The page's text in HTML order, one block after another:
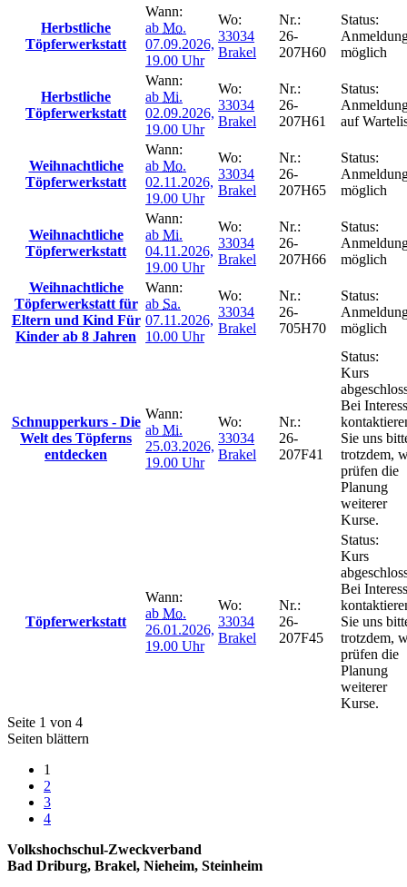
Herbstliche
Töpferwerkstatt
Wann:
ab Mo.
07.09.2026,
19.00 Uhr
Wo:
33034
Brakel
Nr.:
26-
207H60
Status:
möglich
Herbstliche
Töpferwerkstatt
Wann:
ab Mi.
02.09.2026,
19.00 Uhr
Wo:
33034
Brakel
Nr.:
26-
207H61
Status:
auf
Weihnachtliche
Töpferwerkstatt
Wann:
ab Mo.
02.11.2026,
19.00 Uhr
Wo:
33034
Brakel
Nr.:
26-
207H65
Status:
möglich
Weihnachtliche
Töpferwerkstatt
Wann:
ab Mi.
04.11.2026,
19.00 Uhr
Wo:
33034
Brakel
Nr.:
26-
207H66
Status:
möglich
Weihnachtliche
Töpferwerkstatt für
Eltern und Kind Für
Kinder ab 8 Jahren
Wann:
ab Sa.
07.11.2026,
10.00 Uhr
Wo:
33034
Brakel
Nr.:
26-
705H70
Status:
möglich
Schnupperkurs - Die
Welt des Töpferns
entdecken
Wann:
ab Mi.
25.03.2026,
19.00 Uhr
Wo:
33034
Brakel
Nr.:
26-
207F41
Status:
Kurs
Bei
Sie uns
trotzdem,
prüfen die
Planung
weiterer
Kurse.
Töpferwerkstatt
Wann:
ab Mo.
26.01.2026,
19.00 Uhr
Wo:
33034
Brakel
Nr.:
26-
207F45
Status:
Kurs
Bei
Sie uns
trotzdem,
prüfen die
Planung
weiterer
Kurse.
Seite 1 von 4
Seiten blättern
1
2
3
4
Volkshochschul-Zweckverband
Bad Driburg, Brakel, Nieheim, Steinheim